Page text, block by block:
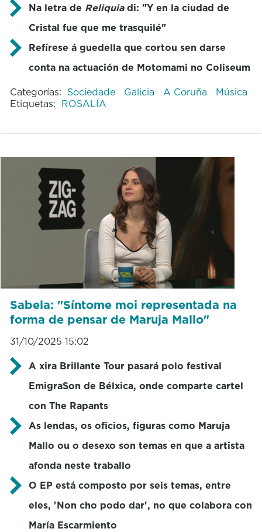
Na letra de Reliquiadi: "Y en la ciudad de
Cristal fue que me trasquilé"
Refírese á guedella que cortou sen darse
conta na actuación de Motomami no Coliseum
Categorías: Sociedade Galicia A Coruña
Música
Etiquetas: ROSALÍA
Sabela: "Síntome moi representada na
forma de pensar de Maruja Mallo"
31/10/2025 15:02
A xira Brillante Tour pasará polo festival
EmigraSon de Bélxica, onde comparte cartel
con The Rapants
As lendas, os oficios, figuras como Maruja
Mallo ou o desexo son temas en que a artista
afonda neste traballo
O EP está composto por seis temas, entre
eles, 'Non cho podo dar', no que colabora con
María Escarmiento